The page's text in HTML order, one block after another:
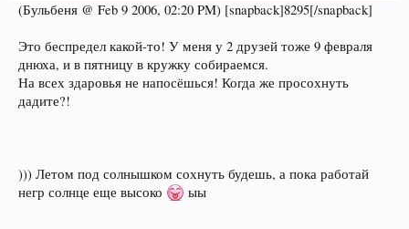
(Бульбеня @ Feb 9 2006, 02:20 PM) [snapback]8295[/snapback]
Это беспредел какой-то! У меня у 2 друзей тоже 9 февраля
днюха, и в пятницу в кружку собираемся.
На всех здаровья не напосёшься! Когда же просохнуть
дадите?!
))) Летом под солнышком сохнуть будешь, а пока работай
негр солнце еще высоко
ыы